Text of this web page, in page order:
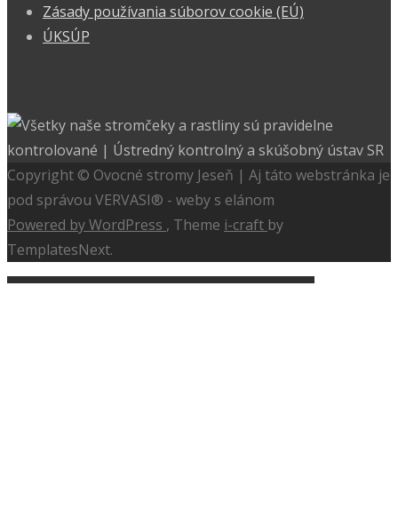
Zásady používania súborov cookie (EÚ)
ÚKSÚP
Copyright © Ovocné stromy Jeseň | Aj táto webstránka je
pod správou VERVASI® - weby s elánom
Powered by WordPress , Theme i-craft by
TemplatesNext.